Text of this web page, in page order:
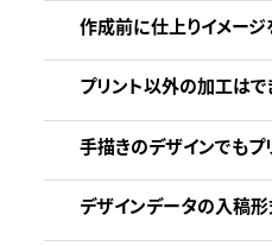
作成前に仕上りイメージ
プリント以外の加工はで
手描きのデザインでもプ
デザインデータの入稿形